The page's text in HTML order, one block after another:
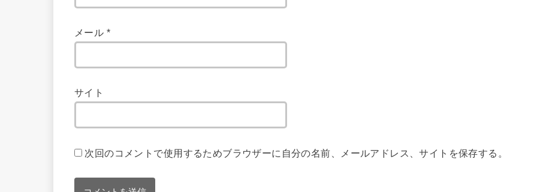
メール *
サイト
次回のコメントで使用するためブラウザーに自分の名前、メールアドレス、サイトを保存する。